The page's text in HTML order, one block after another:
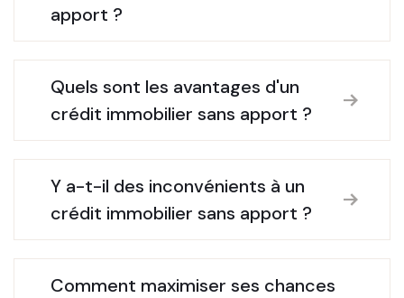
apport ?
Quels sont les avantages d'un
crédit immobilier sans apport ?
Y a-t-il des inconvénients à un
crédit immobilier sans apport ?
Comment maximiser ses chances